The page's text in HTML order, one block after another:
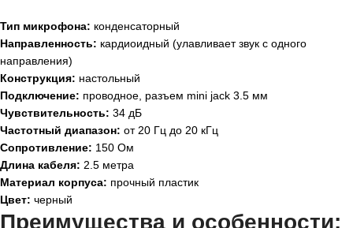
Тип микрофона: конденсаторный
Направленность: кардиоидный (улавливает звук с одного
направления)
Конструкция: настольный
Подключение: проводное, разъем mini jack 3.5 мм
Чувствительность: 34 дБ
Частотный диапазон: от 20 Гц до 20 кГц
Сопротивление: 150 Ом
Длина кабеля: 2.5 метра
Материал корпуса: прочный пластик
Цвет: черный
Преимущества и особенности: